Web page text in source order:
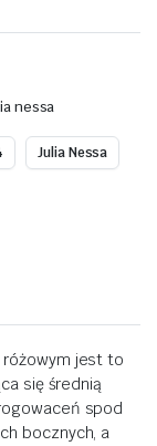
nessa
Julia Nessa
jest to
się średnią
spod
bocznych, a